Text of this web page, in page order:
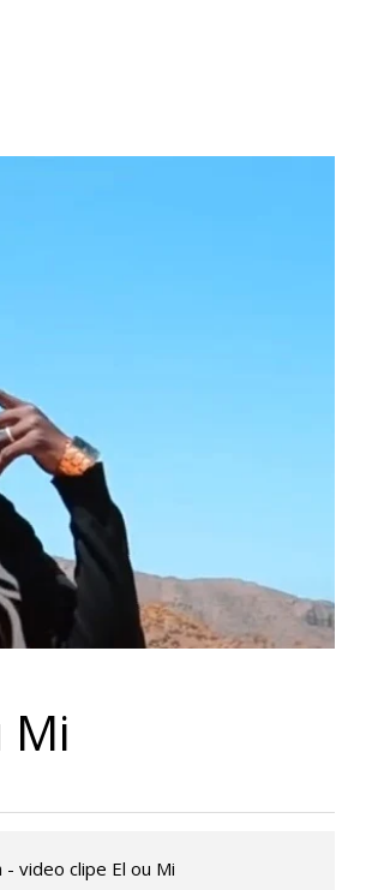
Mi
- video clipe El ou Mi
Portugal pa volta pa Cabo